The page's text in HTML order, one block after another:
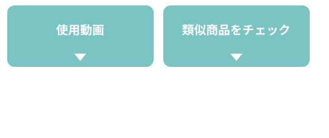
使用動画 類似商品をチェック